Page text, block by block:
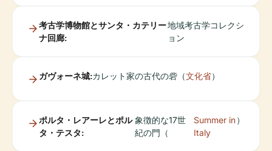
考古学博物館とサンタ・カテリー
ナ回廊:
地域考古学コレクシ
ョン
ガヴォーネ城:カレット家の古代の砦（文化省）
ポルタ・レアーレとポル
タ・テスタ:
象徴的な17世
紀の門（
Summer in
Italy
）